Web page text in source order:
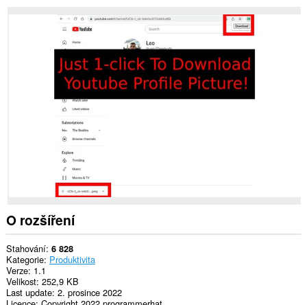
O rozšíření
Stahování 6 828
Kategorie Produktivita
Verze 1.1
Velikost 252,9 KB
Last update 2. prosince 2022